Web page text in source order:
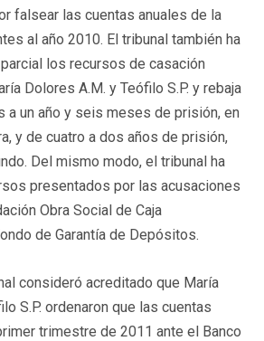
falsear las cuentas anuales de la
al año 2010. El tribunal también ha
los recursos de casación
Dolores A.M. y Teófilo S.P. y rebaja
a un año y seis meses de prisión, en
y de cuatro a dos años de prisión,
Del mismo modo, el tribunal ha
presentados por las acusaciones
Obra Social de Caja
de Garantía de Depósitos.
consideró acreditado que María
S.P. ordenaron que las cuentas
trimestre de 2011 ante el Banco